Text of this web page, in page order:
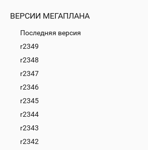
ВЕРСИИ МЕГАПЛАНА
Последняя версия
r2349
r2348
r2347
r2346
r2345
r2344
r2343
r2342